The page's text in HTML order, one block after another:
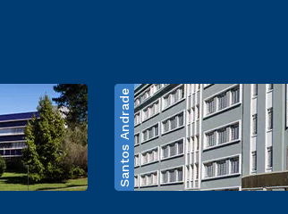
Santos Andrade